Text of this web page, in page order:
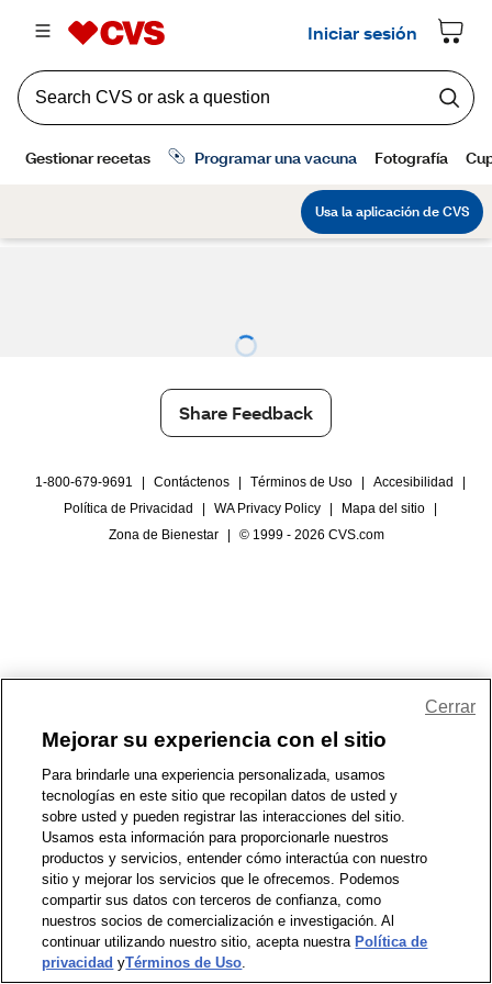
Share Feedback
1-800-679-9691 Contáctenos Términos de Uso Accesibilidad
Política de Privacidad
WA Privacy Policy Mapa del sitio
Zona de Bienestar
© 1999 - 2026 CVS.com
Mejorar su experiencia con el sitio
Para brindarle una experiencia personalizada, usamos
tecnologías en este sitio que recopilan datos de usted y
sobre usted y pueden registrar las interacciones del sitio.
Usamos esta información para proporcionarle nuestros
productos y servicios, entender cómo interactúa con nuestro
sitio y mejorar los servicios que le ofrecemos. Podemos
compartir sus datos con terceros de confianza, como
nuestros socios de comercialización e investigación. Al
continuar utilizando nuestro sitio, acepta nuestra Política de
privacidad yTérminos de Uso.
Cerrar